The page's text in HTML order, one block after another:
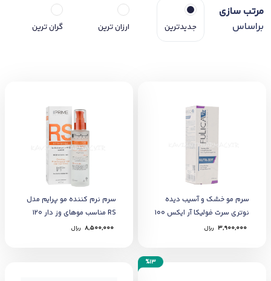
مرتب سازی
براساس
جدیدترین ارزان ترین گران ترین
سرم مو خشک و آسیب دیده
نوتری سرت فولیکا آر ایکس 100
میل
3,900,000 ﷼
سرم نرم کننده مو پرایم مدل
RS مناسب موهای وز دار 120
میلی لیتر
8,500,000 ﷼
%13